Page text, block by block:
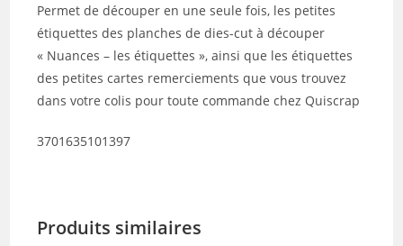
Permet de découper en une seule fois, les petites
étiquettes des planches de dies-cut à découper
« Nuances – les étiquettes », ainsi que les étiquettes
des petites cartes remerciements que vous trouvez
dans votre colis pour toute commande chez Quiscrap
3701635101397
Produits similaires